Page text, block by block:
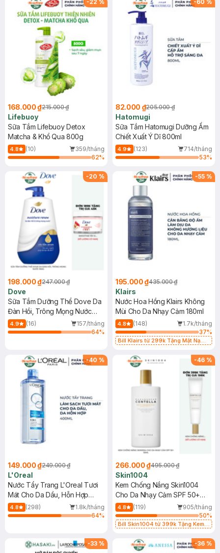
-22 %
168.000 ₫215.000 ₫
Lifebuoy
Sữa Tắm Lifebuoy Detox
Matcha & Khổ Qua 800g
4.8 (10)
359/tháng
62%
-60 %
82.000 ₫205.000 ₫
Hatomugi
Sữa Tắm Hatomugi Dưỡng Ẩm
Chiết Xuất Ý Dĩ 800ml
4.9 (123)
714/tháng
53%
-20 %
198.000 ₫247.000 ₫
Dove
Sữa Tắm Dưỡng Thể Dove Da
Đàn Hồi, Trông Mọng Nước
900g
4.9 (16)
157/tháng
64%
-55 %
195.000 ₫435.000 ₫
Klairs
Nước Hoa Hồng Klairs Không
Mùi Cho Da Nhạy Cảm 180ml
4.8 (148)
1.7k/tháng
37%
Bill Klairs từ 299k Tặng Mặt Nạ
25ml (SL Có Hạn)
-40 %
149.000 ₫249.000 ₫
L'Oreal
Nước Tẩy Trang L'Oreal Tươi
Mát Cho Da Dầu, Hỗn Hợp
400ml
4.8 (298)
1.8k/tháng
64%
-46 %
266.000 ₫495.000 ₫
Skin1004
Kem Chống Nắng Skin1004
Cho Da Nhạy Cảm SPF 50+
50ml
4.8 (119)
905/tháng
50%
Bill Skin1004 từ 399k Tặng Kem
SPF 50+ 20ml (SL Có Hạn)
-33 % -36 %